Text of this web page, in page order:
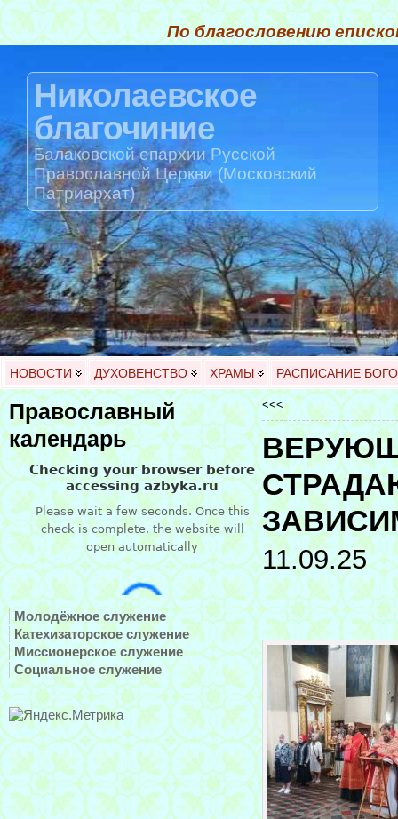
По благословению
Николаевское
благочиние
Балаковской епархии Русской
Православной Церкви (Московский
Патриархат)
НОВОСТИ ДУХОВЕНСТВО ХРАМЫ РАСПИСАНИЕ
Православный
календарь
Молодёжное служение
Катехизаторское служение
Миссионерское служение
Социальное служение
<<<
11.09.25